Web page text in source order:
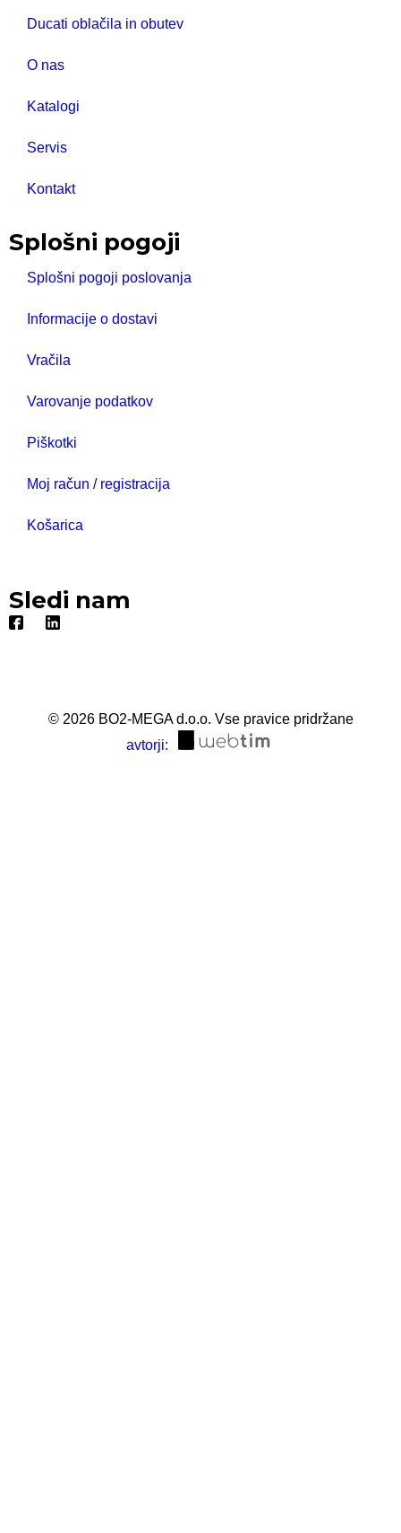
Ducati oblačila in obutev
O nas
Katalogi
Servis
Kontakt
Splošni pogoji
Splošni pogoji poslovanja
Informacije o dostavi
Vračila
Varovanje podatkov
Piškotki
Moj račun / registracija
Košarica
Sledi nam
© 2026 BO2-MEGA d.o.o. Vse pravice pridržane
avtorji: